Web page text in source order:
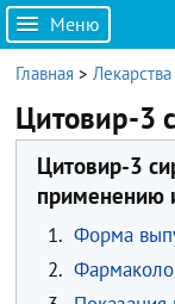
Меню
Главная >Лекарства
Цитовир-3
Цитовир-3
применению
1. Форма
2.